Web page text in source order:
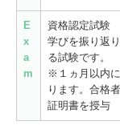
E
x
a
m
資格認定試験
学びを振り返
る試験です。
※１ヵ月以内
ります。合格
証明書を授与